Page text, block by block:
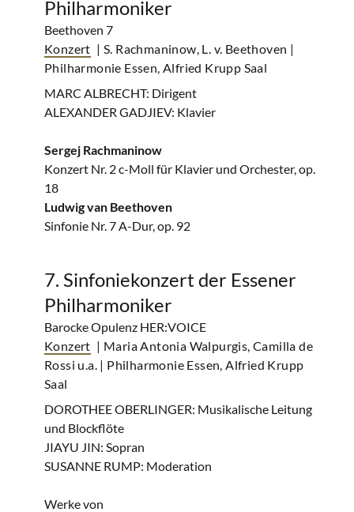
Philharmoniker
Beethoven 7
Konzert | S. Rachmaninow, L. v. Beethoven |
Philharmonie Essen, Alfried Krupp Saal
MARC ALBRECHT: Dirigent
ALEXANDER GADJIEV: Klavier
Sergej Rachmaninow
Konzert Nr. 2 c-Moll für Klavier und Orchester, op.
18
Ludwig van Beethoven
Sinfonie Nr. 7 A-Dur, op. 92
7. Sinfoniekonzert der Essener
Philharmoniker
Barocke Opulenz HER:VOICE
Konzert | Maria Antonia Walpurgis, Camilla de
Rossi u.a. | Philharmonie Essen, Alfried Krupp
Saal
DOROTHEE OBERLINGER: Musikalische Leitung
und Blockflöte
JIAYU JIN: Sopran
SUSANNE RUMP: Moderation
Werke von